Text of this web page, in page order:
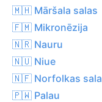
🇲🇭 Māršala salas
🇫🇲 Mikronēzija
🇳🇷 Nauru
🇳🇺 Niue
🇳🇫 Norfolkas sala
🇵🇼 Palau